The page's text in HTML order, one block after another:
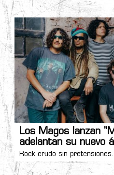
Los Magos lanzan
adelantan su nuevo
Rock crudo sin pretensiones.